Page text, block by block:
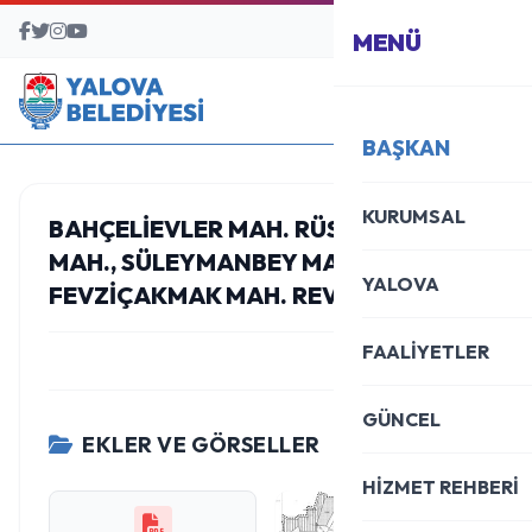
BAŞVURU MERKEZİ
MENÜ
BAŞKAN
KURUMSAL
YALOVA
FAALİYETLER
GÜNCEL
HİZMET REHBERİ
BAHÇELIEVLER MAH. RÜSTEMPAŞA
MAH., SÜLEYMANBEY MAH. VE
FEVZIÇAKMAK MAH. REVIZYON
EKLER VE GÖRSELLER